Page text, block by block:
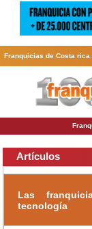
Franquicias de Costa rica
por actividad. En
Artículos
Las
tecnología